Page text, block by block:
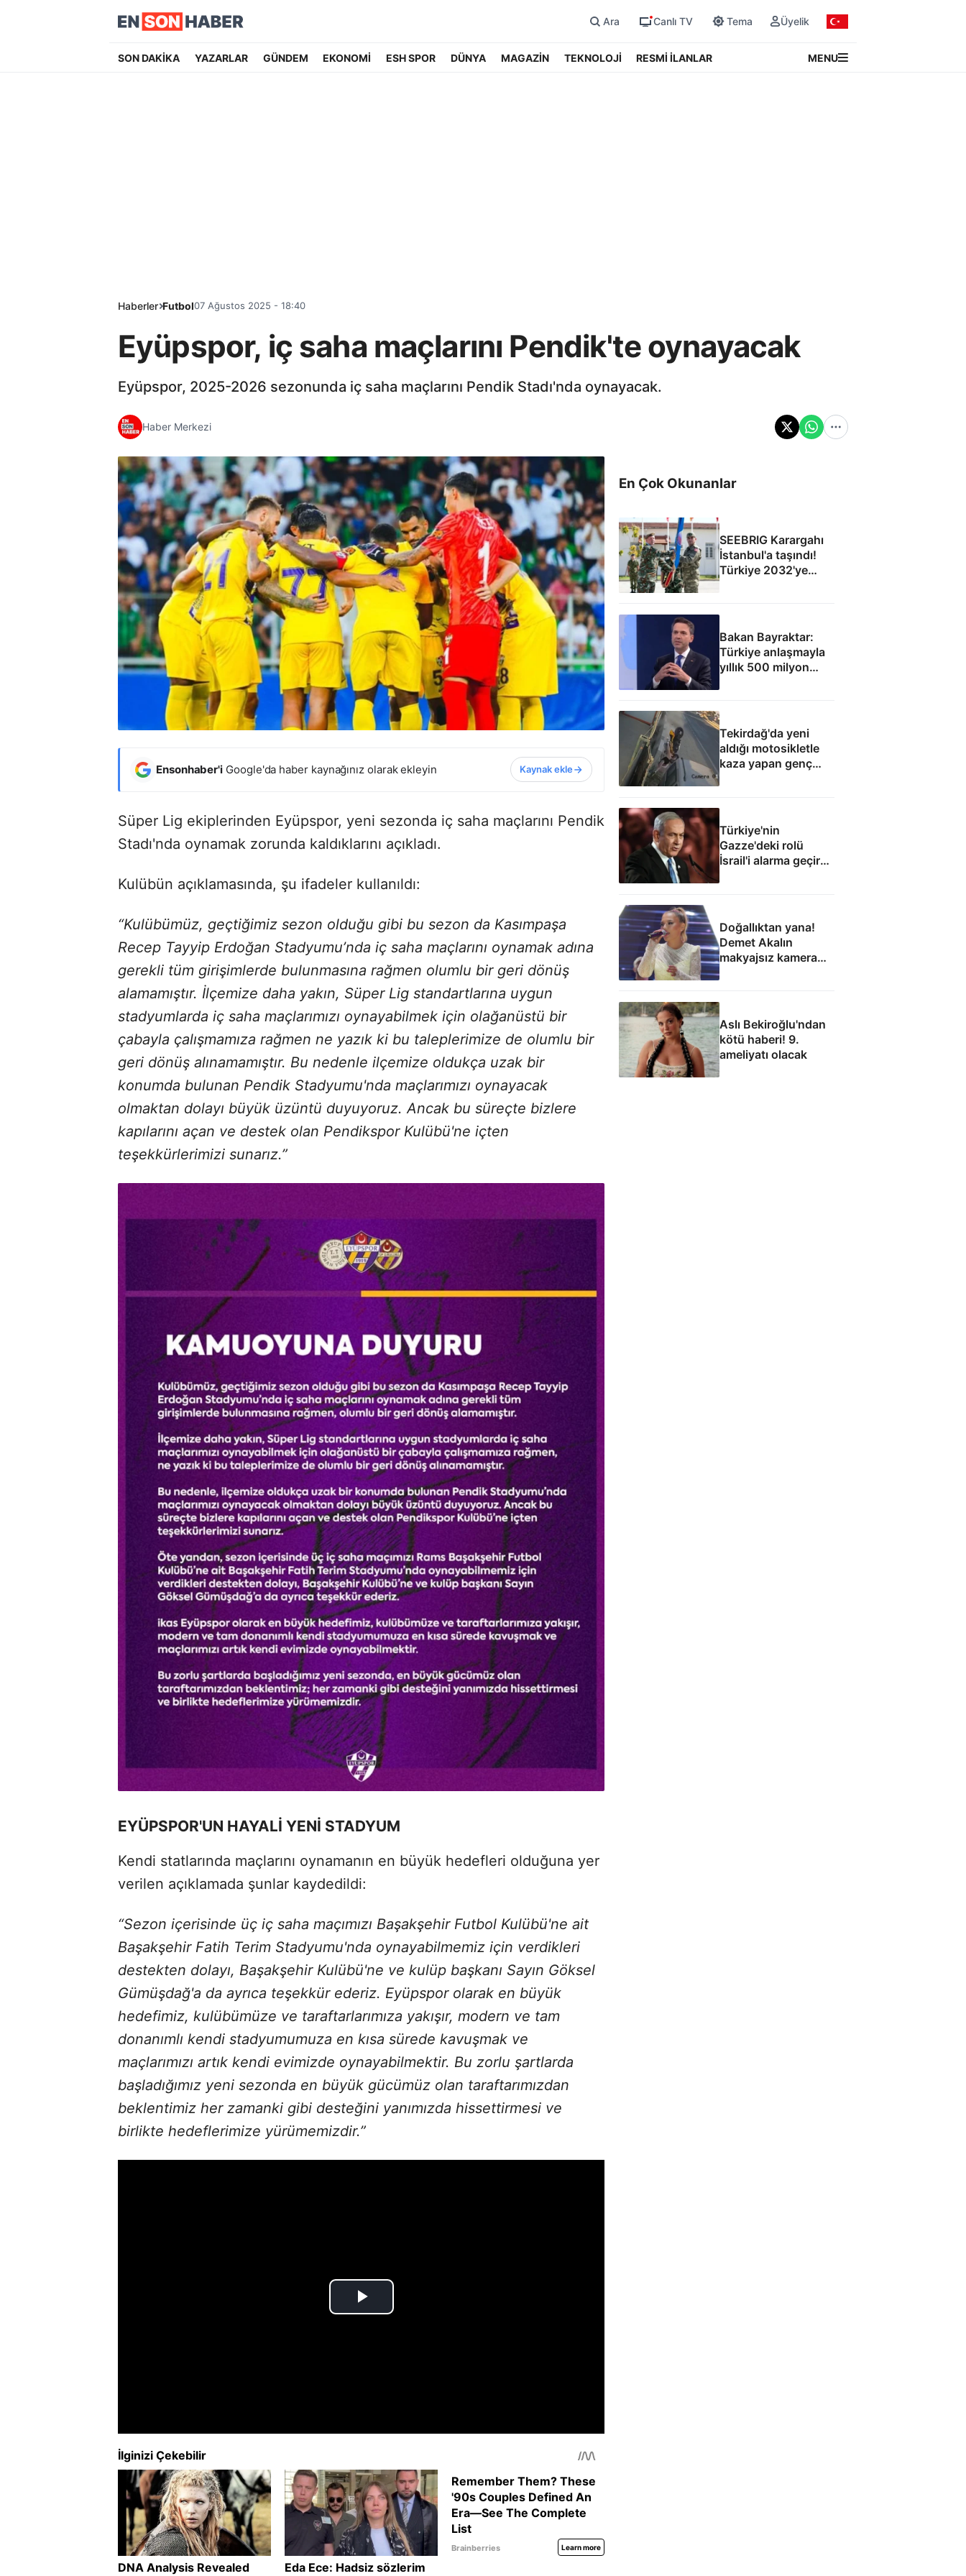
Ara Canlı TV Tema Üyelik
SON DAKİKA YAZARLAR GÜNDEM EKONOMİ ESH SPOR DÜNYA MAGAZİN TEKNOLOJİ RESMİ İLANLAR MENU
Haberler Futbol07 Ağustos 2025 - 18:40
Eyüpspor, iç saha maçlarını Pendik'te oynayacak
Eyüpspor, 2025-2026 sezonunda iç saha maçlarını Pendik Stadı'nda oynayacak.
Haber Merkezi
Ensonhaber'i Google'da haber kaynağınız olarak ekleyin Kaynak ekle
Süper Lig ekiplerinden Eyüpspor, yeni sezonda iç saha maçlarını Pendik
Stadı'nda oynamak zorunda kaldıklarını açıkladı.
Kulübün açıklamasında, şu ifadeler kullanıldı:
“Kulübümüz, geçtiğimiz sezon olduğu gibi bu sezon da Kasımpaşa
Recep Tayyip Erdoğan Stadyumu’nda iç saha maçlarını oynamak adına
gerekli tüm girişimlerde bulunmasına rağmen olumlu bir geri dönüş
alamamıştır. İlçemize daha yakın, Süper Lig standartlarına uygun
stadyumlarda iç saha maçlarımızı oynayabilmek için olağanüstü bir
çabayla çalışmamıza rağmen ne yazık ki bu taleplerimize de olumlu bir
geri dönüş alınamamıştır. Bu nedenle ilçemize oldukça uzak bir
konumda bulunan Pendik Stadyumu'nda maçlarımızı oynayacak
olmaktan dolayı büyük üzüntü duyuyoruz. Ancak bu süreçte bizlere
kapılarını açan ve destek olan Pendikspor Kulübü'ne içten
teşekkürlerimizi sunarız.”
EYÜPSPOR'UN HAYALİ YENİ STADYUM
Kendi statlarında maçlarını oynamanın en büyük hedefleri olduğuna yer
verilen açıklamada şunlar kaydedildi:
“Sezon içerisinde üç iç saha maçımızı Başakşehir Futbol Kulübü'ne ait
Başakşehir Fatih Terim Stadyumu'nda oynayabilmemiz için verdikleri
destekten dolayı, Başakşehir Kulübü'ne ve kulüp başkanı Sayın Göksel
Gümüşdağ'a da ayrıca teşekkür ederiz. Eyüpspor olarak en büyük
hedefimiz, kulübümüze ve taraftarlarımıza yakışır, modern ve tam
donanımlı kendi stadyumumuza en kısa sürede kavuşmak ve
maçlarımızı artık kendi evimizde oynayabilmektir. Bu zorlu şartlarda
başladığımız yeni sezonda en büyük gücümüz olan taraftarımızdan
beklentimiz her zamanki gibi desteğini yanımızda hissettirmesi ve
birlikte hedeflerimize yürümemizdir.”
En Çok Okunanlar
SEEBRIG Karargahı
İstanbul'a taşındı!
Türkiye 2032'ye
kadar ev sahibi
Bakan Bayraktar:
Türkiye anlaşmayla
yıllık 500 milyon
Tekirdağ'da yeni
aldığı motosikletle
kaza yapan genç
can verdi
Türkiye'nin
Gazze'deki rolü
İsrail'i alarma geçirdi:
Doğallıktan yana!
Demet Akalın
makyajsız kamera
karşısına geçti
Aslı Bekiroğlu'ndan
kötü haberi! 9.
ameliyatı olacak